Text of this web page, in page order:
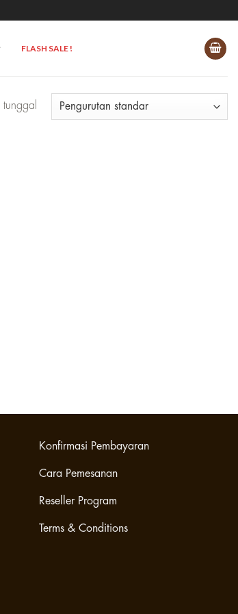
FLASH SALE !
Konfirmasi Pembayaran
Cara Pemesanan
Reseller Program
Terms & Conditions